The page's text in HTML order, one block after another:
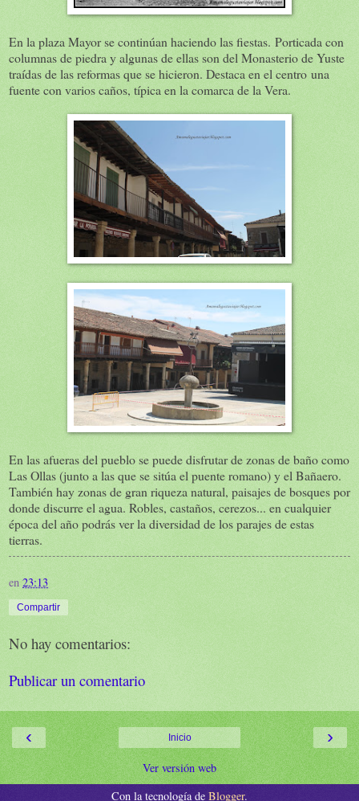
En la plaza Mayor se continúan haciendo las fiestas. Porticada con
columnas de piedra y algunas de ellas son del Monasterio de Yuste
traídas de las reformas que se hicieron. Destaca en el centro una
fuente con varios caños, típica en la comarca de la Vera.
En las afueras del pueblo se puede disfrutar de zonas de baño como
Las Ollas (junto a las que se sitúa el puente romano) y el Bañaero.
También hay zonas de gran riqueza natural, paisajes de bosques por
donde discurre el agua. Robles, castaños, cerezos... en cualquier
época del año podrás ver la diversidad de los parajes de estas
tierras.
en 23:13
Compartir
No hay comentarios:
Publicar un comentario
‹ ›
Inicio
Ver versión web
Con la tecnología de Blogger.